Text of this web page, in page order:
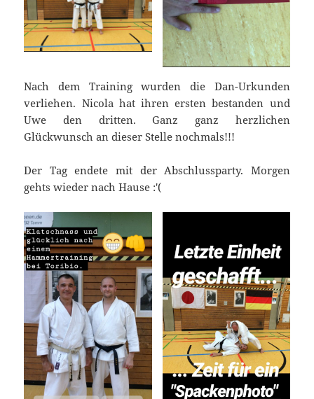
Nach dem Training wurden die Dan-Urkunden
verliehen. Nicola hat ihren ersten bestanden und
Uwe den dritten. Ganz ganz herzlichen
Glückwunsch an dieser Stelle nochmals!!!
Der Tag endete mit der Abschlussparty. Morgen
gehts wieder nach Hause :'(